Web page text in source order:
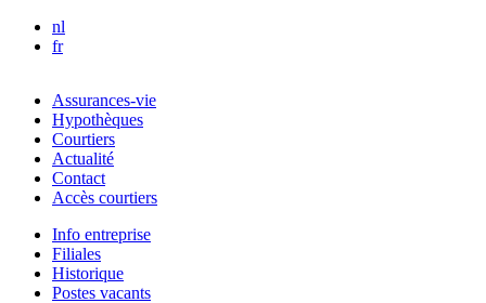
Aller au contenu principal
nl
fr
Assurances-vie
Hypothèques
Courtiers
Actualité
Contact
Accès courtiers
Info entreprise
Filiales
Historique
Postes vacants